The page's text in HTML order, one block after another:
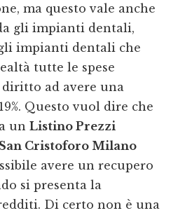
ma questo vale anche
gli impianti dentali,
impianti dentali che
tutte le spese
ad avere una
Questo vuol dire che
unListino Prezzi
Cristoforo Milano
avere un recupero
si presenta la
Di certo non è una